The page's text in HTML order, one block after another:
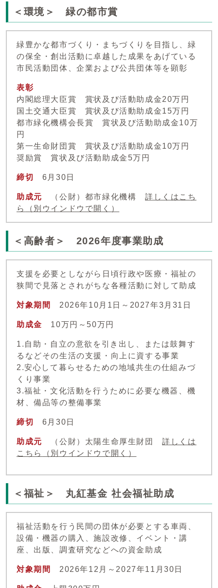
＜環境＞ 緑の都市賞
緑豊かな都市づくり・まちづくりを目指し、緑
の保全・創出活動に卓越した成果をあげている
市民活動団体、企業および公共団体等を顕彰
表彰
内閣総理大臣賞 賞状及び活動助成金20万円
国土交通大臣賞 賞状及び活動助成金15万円
都市緑化機構会長賞 賞状及び活動助成金10万
円
第一生命財団賞 賞状及び活動助成金10万円
奨励賞 賞状及び活動助成金5万円
締切 6月30日
助成元 （公財）都市緑化機構詳しくはこち
ら
（別ウインドウで開く）
＜高齢者＞ 2026年度事業助成
支援を必要としながら日頃行政や医療・福祉の
狭間で見落とされがちな各種活動に対して助成
対象期間 2026年10月1日～2027年3月31日
助成金 10万円～50万円
1.自助・自立の意欲を引き出し、または鼓舞す
るなどその生活の支援・向上に資する事業
2.安心して暮らせるための地域共生の仕組みづ
くり事業
3.福祉・文化活動を行うために必要な機器、機
材、備品等の整備事業
締切 6月30日
助成元 （公財）太陽生命厚生財団詳しくは
こちら
（別ウインドウで開く）
＜福祉＞ 丸紅基金 社会福祉助成
福祉活動を行う民間の団体が必要とする車両、
設備・機器の購入、施設改修、イベント・講
座、出版、調査研究などへの資金助成
対象期間 2026年12月～2027年11月30日